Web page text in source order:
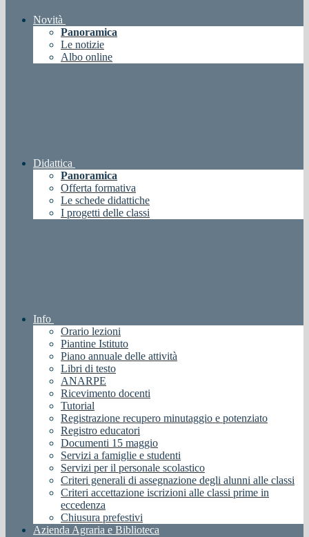
Novità
Panoramica
Le notizie
Albo online
Didattica
Panoramica
Offerta formativa
Le schede didattiche
I progetti delle classi
Info
Orario lezioni
Piantine Istituto
Piano annuale delle attività
Libri di testo
ANARPE
Ricevimento docenti
Tutorial
Registrazione recupero minutaggio e potenziato
Registro educatori
Documenti 15 maggio
Servizi a famiglie e studenti
Servizi per il personale scolastico
Criteri generali di assegnazione degli alunni alle classi
Criteri accettazione iscrizioni alle classi prime in
eccedenza
Chiusura prefestivi
Azienda Agraria e Biblioteca